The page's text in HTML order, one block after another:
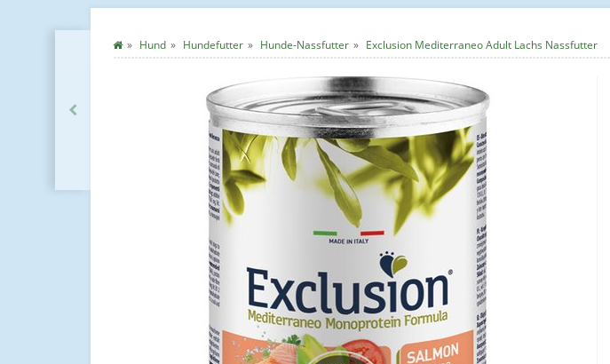
Hund Hundefutter Hunde-Nassfutter Exclusion Mediterraneo Adult Lachs Nassfutter